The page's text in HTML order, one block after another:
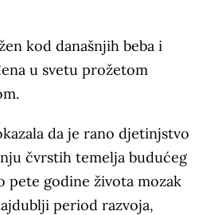
kod današnjih beba i
u svetu prožetom
da je rano djetinjstvo
čvrstih temelja budućeg
pete godine života mozak
period razvoja,